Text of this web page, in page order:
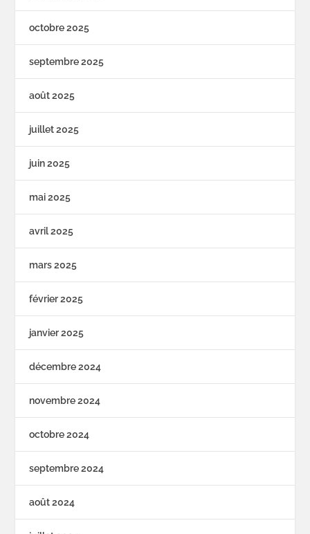
octobre 2025
septembre 2025
août 2025
juillet 2025
juin 2025
mai 2025
avril 2025
mars 2025
février 2025
janvier 2025
décembre 2024
novembre 2024
octobre 2024
septembre 2024
août 2024